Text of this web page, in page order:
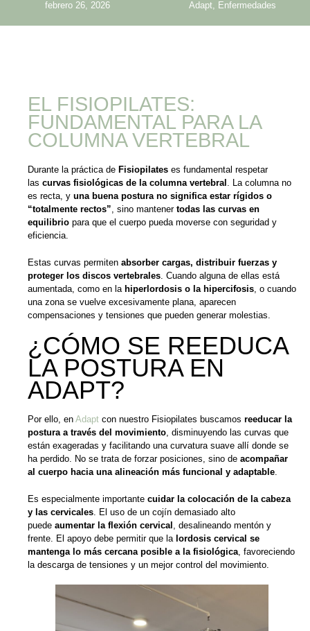
febrero 26, 2026 Adapt, Enfermedades
EL FISIOPILATES:
FUNDAMENTAL PARA LA
COLUMNA VERTEBRAL
Durante la práctica de Fisiopilates es fundamental respetar
las curvas fisiológicas de la columna vertebral . La columna no
es recta, y una buena postura no significa estar rígidos o
“totalmente rectos”, sino mantener todas las curvas en
equilibrio para que el cuerpo pueda moverse con seguridad y
eficiencia.
Estas curvas permiten absorber cargas, distribuir fuerzas y
proteger los discos vertebrales . Cuando alguna de ellas está
aumentada, como en la hiperlordosis o la hipercifosis , o cuando
una zona se vuelve excesivamente plana, aparecen
compensaciones y tensiones que pueden generar molestias.
¿CÓMO SE REEDUCA
LA POSTURA EN
ADAPT?
Por ello, en Adapt con nuestro Fisiopilates buscamos reeducar la
postura a través del movimiento, disminuyendo las curvas que
están exageradas y facilitando una curvatura suave allí donde se
ha perdido. No se trata de forzar posiciones, sino de acompañar
al cuerpo hacia una alineación más funcional y adaptable.
Es especialmente importante cuidar la colocación de la cabeza
y las cervicales . El uso de un cojín demasiado alto
puede aumentar la flexión cervical
, desalineando mentón y
frente. El apoyo debe permitir que la lordosis cervical se
mantenga lo más cercana posible a la fisiológica , favoreciendo
la descarga de tensiones y un mejor control del movimiento.